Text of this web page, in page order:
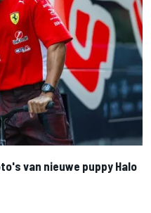
van nieuwe puppy Halo